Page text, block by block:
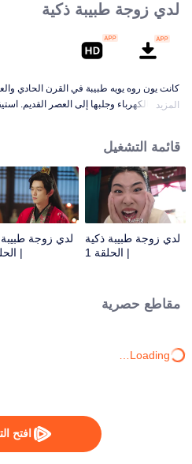
افتح
لدي زوجة طبيبة ذكية
كانت يون روه يويه طبيبة في القرن الحادي
صعقها بالكهرباء وجلبها إلى العصر القديم.
المزيد
قائمة التشغيل
لدي زوجة طبيبة ذكية
| الحلقة 1
لدي زوجة طبيبة
|
مقاطع حصرية
Loading…